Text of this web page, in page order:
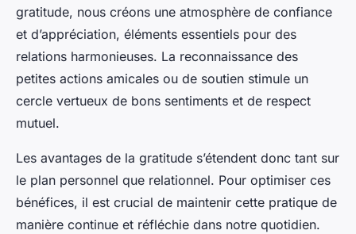
gratitude, nous créons une atmosphère de confiance
et d’appréciation, éléments essentiels pour des
relations harmonieuses. La reconnaissance des
petites actions amicales ou de soutien stimule un
cercle vertueux de bons sentiments et de respect
mutuel.
Les avantages de la gratitude s’étendent donc tant sur
le plan personnel que relationnel. Pour optimiser ces
bénéfices, il est crucial de maintenir cette pratique de
manière continue et réfléchie dans notre quotidien.